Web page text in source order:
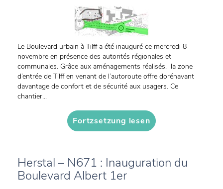
Le Boulevard urbain à Tilff a été inauguré ce mercredi 8
novembre en présence des autorités régionales et
communales. Grâce aux aménagements réalisés, la zone
d’entrée de Tilff en venant de l’autoroute offre dorénavant
davantage de confort et de sécurité aux usagers. Ce
chantier...
Fortzsetzung lesen
Herstal – N671 : Inauguration du
Boulevard Albert 1er